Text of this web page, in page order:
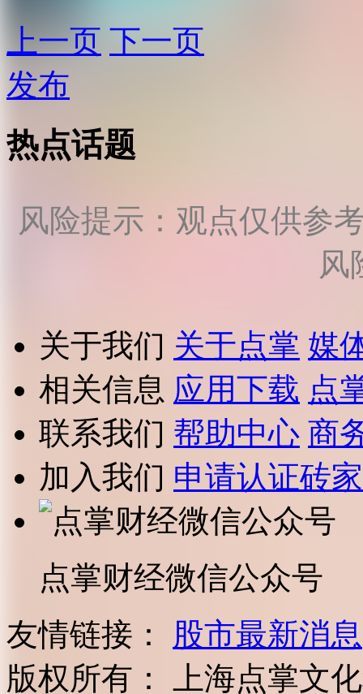
上一页 下一页
发布
热点话题
风险提示：观点仅供参
风
关于我们 关于点掌 媒
相关信息 应用下载 点
联系我们 帮助中心 商
加入我们 申请认证砖家
点掌财经微信公众号
友情链接：
股市最新消息
版权所有：
上海点掌文